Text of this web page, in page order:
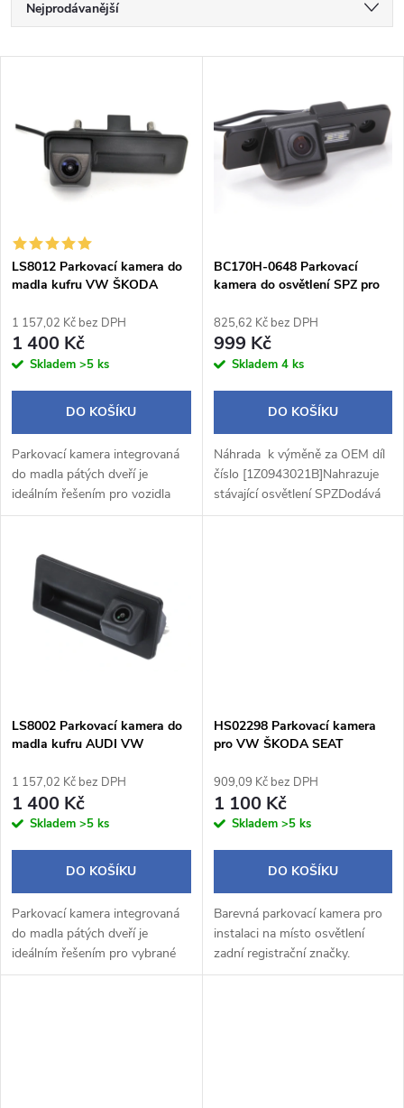
Ř
a
e
í
p
r
o
u
k
Nejprodávanější
Abecedně
ý
s
p
r
o
d
u
k
LS8012 Parkovací kamera do
madla kufru VW ŠKODA
1 157,02 Kč bez DPH
1 400 Kč
Skladem >5 ks
DO KOŠÍKU
Parkovací kamera integrovaná
do madla pátých dveří je
ideálním řešením pro vozidla
značky Škoda, Volkswagen a
vynikající kvalitu obrazu a
výrazně...
BC170H-0648 Parkovací
kamera do osvětlení SPZ pro
825,62 Kč bez DPH
999 Kč
Skladem 4 ks
DO KOŠÍKU
Náhrada k výměně za OEM díl
číslo [1Z0943021B]Nahrazuje
stávající osvětlení SPZDodává
se s 6m video kabelem se
LS8002 Parkovací kamera do
madla kufru AUDI VW
1 157,02 Kč bez DPH
1 400 Kč
Skladem >5 ks
DO KOŠÍKU
Parkovací kamera integrovaná
do madla pátých dveří je
ideálním řešením pro vybrané
modely vozidel Audi,
HS02298 Parkovací kamera
pro VW ŠKODA SEAT
909,09 Kč bez DPH
1 100 Kč
Skladem >5 ks
DO KOŠÍKU
Barevná parkovací kamera pro
instalaci na místo osvětlení
zadní registrační značky.
Součástí kamery je místo pro